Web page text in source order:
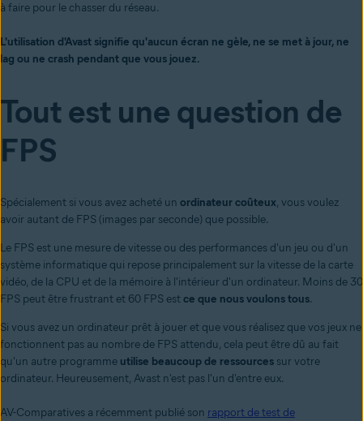
à faire pour le chasser du réseau.
L'utilisation d'Avast signifie qu'aucun écran ne gèle, ne se met à jour, ne
lag ou ne crash pendant que vous jouez.
Tout est une question de
FPS
Spécialement si vous avez acheté un ordinateur coûteux, vous voulez
avoir autant de FPS (images par seconde) que possible.
Le FPS est une mesure de vitesse ou des performances d'un jeu ou d'un
système informatique qui repose principalement sur la vitesse de la carte
vidéo, de la CPU et de la mémoire à l'intérieur d'un ordinateur. Moins de 30
FPS peut être frustrant et 60 FPS estce que nous voulons tous.
Si vous avez un ordinateur prêt à jouer et que vous réalisez que vos jeux ne
fonctionnent pas au nombre de FPS attendu, cela peut être dû au fait
qu'un autre programme utilise beaucoup de ressources sur votre
ordinateur. Heureusement, Avast n'est pas l'un d'entre eux.
AV-Comparatives a récemment publié son rapport de test de